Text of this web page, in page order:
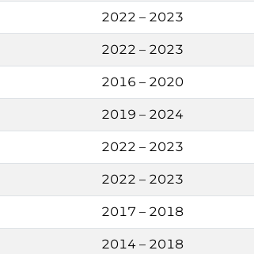
2022 – 2023
2022 – 2023
2016 – 2020
2019 – 2024
2022 – 2023
2022 – 2023
2017 – 2018
2014 – 2018